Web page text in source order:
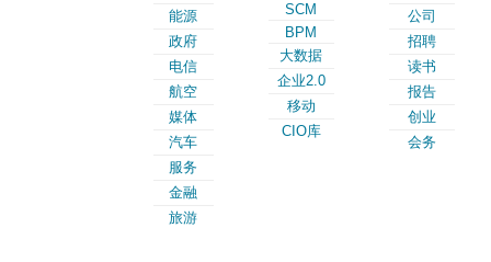
能源
政府
电信
航空
媒体
汽车
服务
金融
旅游
SCM
BPM
大数据
企业2.0
移动
CIO库
公司
招聘
读书
报告
创业
会务